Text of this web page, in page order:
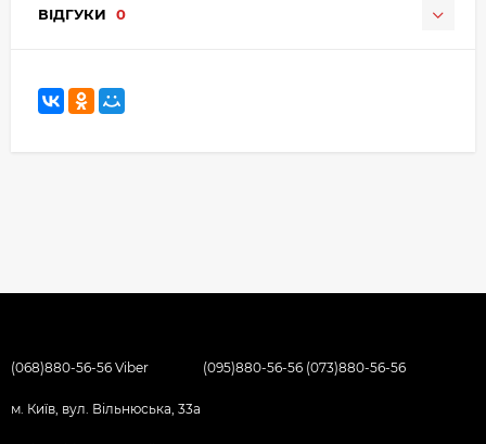
ВІДГУКИ 0
(068)880-56-56 Viber (095)880-56-56 (073)880-56-56
м. Київ, вул. Вільнюська, 33а